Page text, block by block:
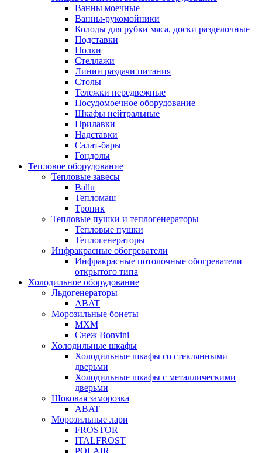
Ванны моечные
Ванны-рукомойники
Колоды для рубки мяса, доски разделочные
Подставки
Полки
Стеллажи
Линии раздачи питания
Столы
Тележки передвежные
Посудомоечное оборудование
Шкафы нейтральные
Прилавки
Надставки
Салат-бары
Гондолы
Тепловое оборудование
Тепловые завесы
Ballu
Тепломаш
Тропик
Тепловые пушки и теплогенераторы
Тепловые пушки
Теплогенераторы
Инфракрасные обогреватели
Инфракрасные потолочные обогреватели
открытого типа
Холодильное оборудование
Льдогенераторы
ABAT
Морозильные бонеты
МХМ
Снеж Bonvini
Холодильные шкафы
Холодильные шкафы cо стеклянными
дверьми
Холодильные шкафы с металлическими
дверьми
Шоковая заморозка
ABAT
Морозильные лари
FROSTOR
ITALFROST
POLAIR